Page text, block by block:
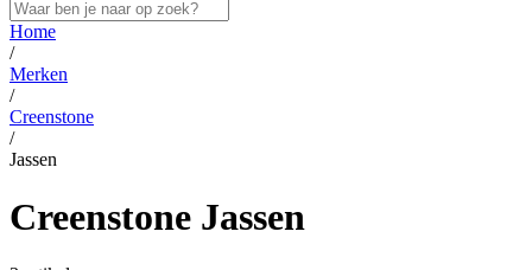
Home
/
Merken
/
Creenstone
/
Jassen
Creenstone Jassen